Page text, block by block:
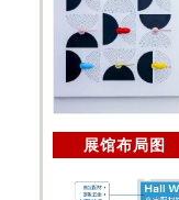
展馆布局图